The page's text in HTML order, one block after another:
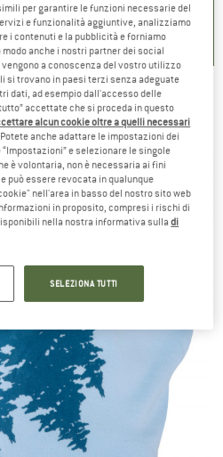
4,7(48)
- Berretto
per garantire le funzioni necessarie del
e funzionalità aggiuntive, analizziamo
i contenuti e la pubblicità e forniamo
anche i nostri partner dei social
a conoscenza del vostro utilizzo
si trovano in paesi terzi senza adeguate
dati, ad esempio dall'accesso delle
accettate che si proceda in questo
alcun cookie oltre a quelli necessari
Potete anche adattare le impostazioni dei
e selezionare le singole
è volontaria, non è necessaria ai fini
può essere revocata in qualunque
nell'area in basso del nostro sito web
in proposito, compresi i rischi di
nella nostra informativa sulladi
SELEZIONA TUTTI